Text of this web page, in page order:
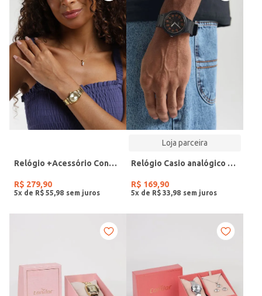
Relógio +Acessório Condor Feminino DOURADO
R$ 279,90
5x de R$ 55 98
Loja parceira
Relógio Casio analógico MW-240-4BVDF-SC
R$ 169,90
5x de R$ 33 98